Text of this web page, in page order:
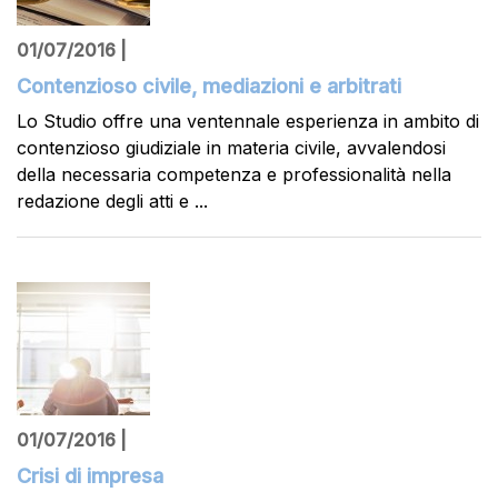
01/07/2016 |
Contenzioso civile, mediazioni e arbitrati
Lo Studio offre una ventennale esperienza in ambito di
contenzioso giudiziale in materia civile, avvalendosi
della necessaria competenza e professionalità nella
redazione degli atti e ...
01/07/2016 |
Crisi di impresa